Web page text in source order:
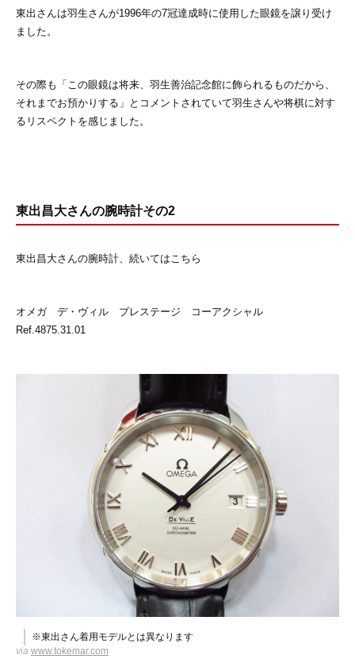
東出さんは羽生さんが1996年の7冠達成時に使用した眼鏡を譲り受け
ました。
その際も「この眼鏡は将来、羽生善治記念館に飾られるものだから、
それまでお預かりする」とコメントされていて羽生さんや将棋に対す
るリスペクトを感じました。
東出昌大さんの腕時計その2
東出昌大さんの腕時計、続いてはこちら
オメガ デ・ヴィル プレステージ コーアクシャル
Ref.4875.31.01
※東出さん着用モデルとは異なります
via www.tokemar.com